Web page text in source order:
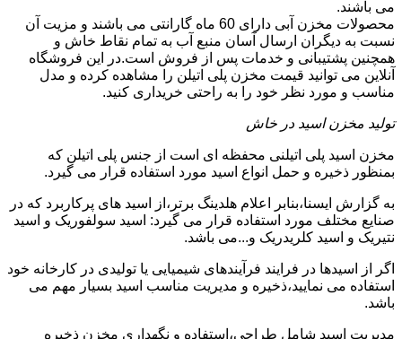
می باشند.
محصولات مخزن آبی دارای 60 ماه گارانتی می باشند و مزیت آن
نسبت به دیگران ارسال آسان منبع آب به تمام نقاط خاش و
همچنین پشتیبانی و خدمات پس از فروش است.در این فروشگاه
آنلاین می توانید قیمت مخزن پلی اتیلن را مشاهده کرده و مدل
مناسب و مورد نظر خود را به راحتی خریداری کنید.
تولید مخزن اسید در خاش
مخزن اسید پلی اتیلنی محفظه ای است از جنس پلی اتیلن که
بمنظور ذخیره و حمل انواع اسید مورد استفاده قرار می گیرد.
به گزارش ایسنا،بنابر اعلام هلدینگ برتر،از اسید های پرکاربرد که در
صنایع مختلف مورد استفاده قرار می گیرد: اسید سولفوریک و اسید
نتیریک و اسید کلریدریک و...می باشد.
اگر از اسیدها در فرایند فرآیندهای شیمیایی یا تولیدی در کارخانه خود
استفاده می نمایید،ذخیره و مدیریت مناسب اسید بسیار مهم می
باشد.
مدیریت اسید شامل طراحی،استفاده و نگهداری مخزن ذخیره